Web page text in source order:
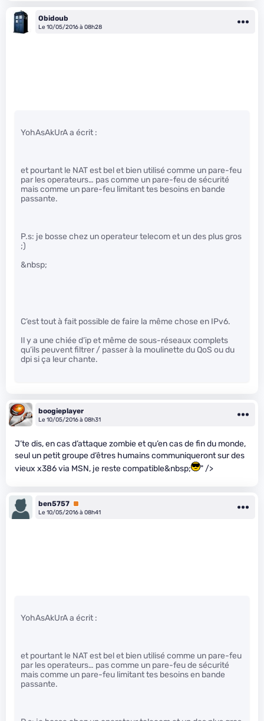
Obidoub
Le 10/05/2016 à 08h28
YohAsAkUrA a écrit :
et pourtant le NAT est bel et bien utilisé comme un pare-feu
par les operateurs… pas comme un pare-feu de sécurité
mais comme un pare-feu limitant tes besoins en bande
passante.
P.s: je bosse chez un operateur telecom et un des plus gros
;)
&nbsp;
C’est tout à fait possible de faire la même chose en IPv6.
Il y a une chiée d’ip et même de sous-réseaux complets
qu’ils peuvent filtrer / passer à la moulinette du QoS ou du
dpi si ça leur chante.
boogieplayer
Le 10/05/2016 à 08h31
J’te dis, en cas d’attaque zombie et qu’en cas de fin du monde,
seul un petit groupe d’êtres humains communiqueront sur des
vieux x386 via MSN, je reste compatible&nbsp;
" />
ben5757 Premium
Le 10/05/2016 à 08h41
YohAsAkUrA a écrit :
et pourtant le NAT est bel et bien utilisé comme un pare-feu
par les operateurs… pas comme un pare-feu de sécurité
mais comme un pare-feu limitant tes besoins en bande
passante.